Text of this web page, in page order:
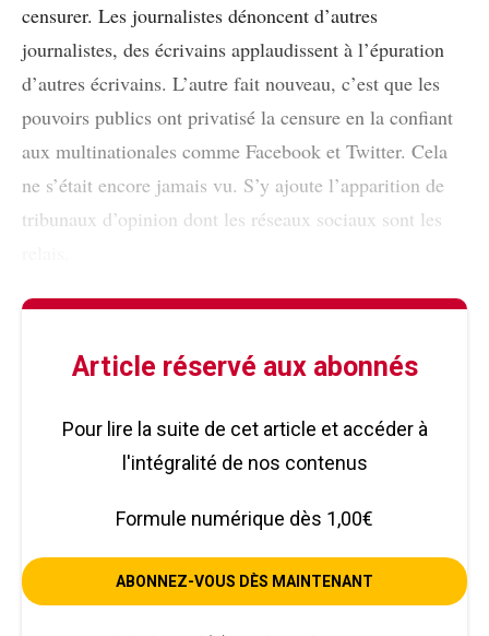
censurer. Les journalistes dénoncent d’autres
journalistes, des écrivains applaudissent à l’épuration
d’autres écrivains. L’autre fait nouveau, c’est que les
pouvoirs publics ont privatisé la censure en la confiant
aux multinationales comme Facebook et Twitter. Cela
ne s’était encore jamais vu. S’y ajoute l’apparition de
tribunaux d’opinion dont les réseaux sociaux sont les
Article réservé aux abonnés
Pour lire la suite de cet article et accéder à
l'intégralité de nos contenus
Formule numérique dès 1,00€
ABONNEZ-VOUS DÈS MAINTENANT